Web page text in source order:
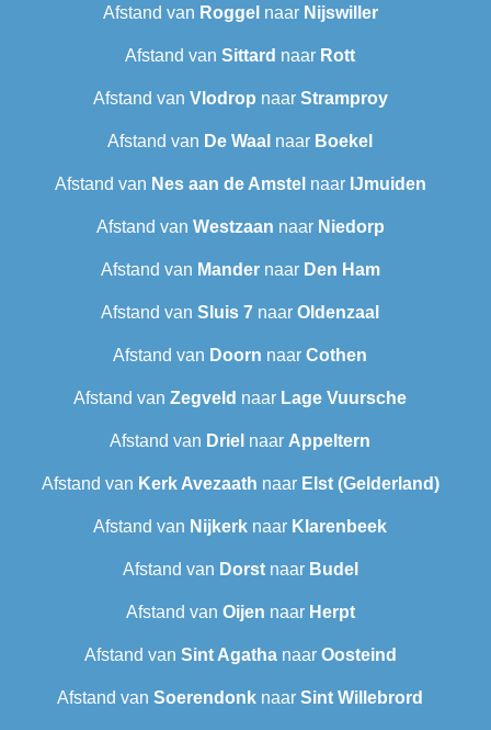
Afstand van Roggel naar Nijswiller
Afstand van Sittard naar Rott
Afstand van Vlodrop naar Stramproy
Afstand van De Waal naar Boekel
Afstand van Nes aan de Amstel naar IJmuiden
Afstand van Westzaan naar Niedorp
Afstand van Mandernaar Den Ham
Afstand van Sluis 7 naar Oldenzaal
Afstand van Doorn naar Cothen
Afstand van Zegveld naar Lage Vuursche
Afstand van Driel naar Appeltern
Afstand van Kerk Avezaath naar Elst (Gelderland)
Afstand van Nijkerk naar Klarenbeek
Afstand van Dorstnaar Budel
Afstand van Oijen naar Herpt
Afstand van Sint Agathanaar Oosteind
Afstand van Soerendonk naar Sint Willebrord